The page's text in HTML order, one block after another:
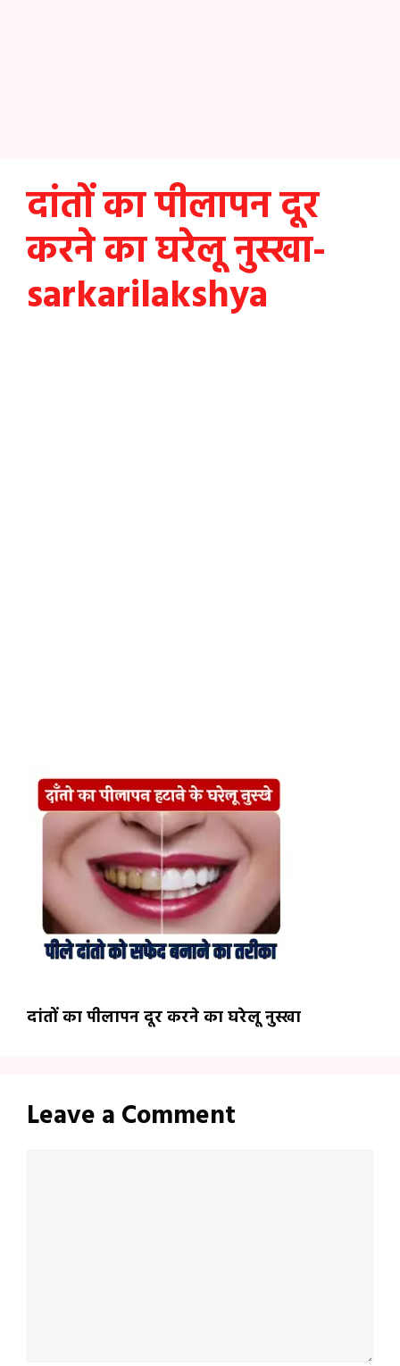
दांतों का पीलापन दूर
करने का घरेलू नुस्खा-
sarkarilakshya
दांतों का पीलापन दूर करने का घरेलू नुस्खा
Leave a Comment